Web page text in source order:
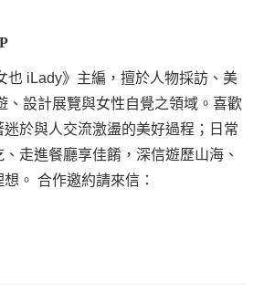
也 iLady》主編，擅於人物採訪、美
、設計展覽與女性自覺之領域。喜歡
於與人交流激盪的美好過程；日常
走進餐廳享佳餚，深信遊歷山海、
。 合作邀約請來信：